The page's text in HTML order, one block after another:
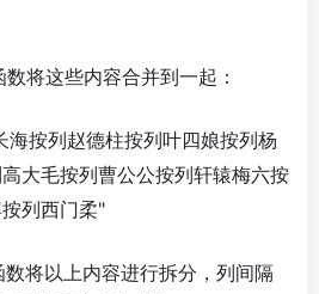
将这些内容合并到一起：
海按列赵德柱按列叶四娘按列杨
大毛按列曹公公按列轩辕梅六按
列西门柔"
将以上内容进行拆分，列间隔